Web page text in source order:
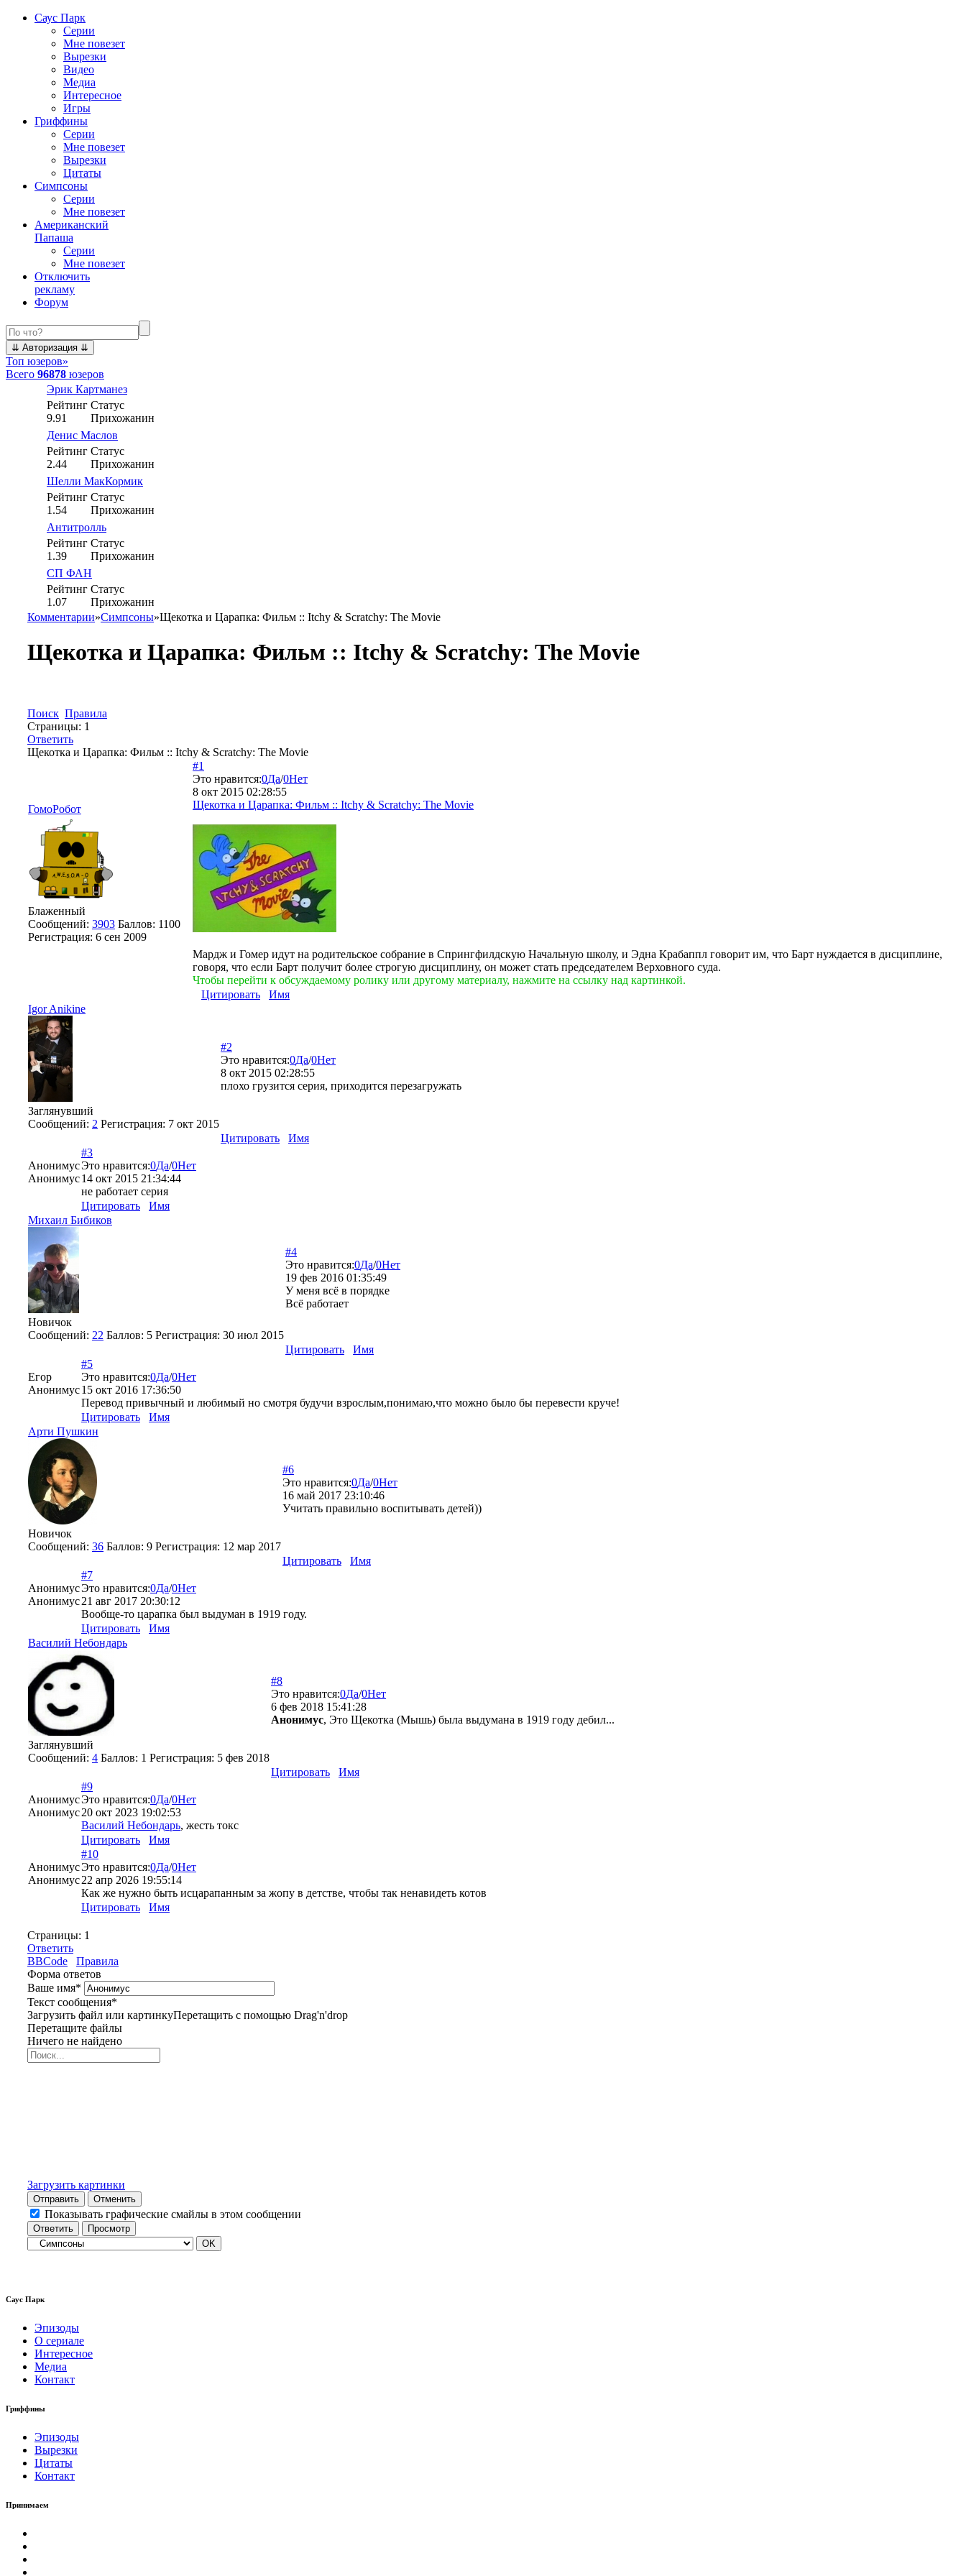
Саус Парк
Серии
Мне повезет
Вырезки
Видео
Медиа
Интересное
Игры
Гриффины
Серии
Мне повезет
Вырезки
Цитаты
Симпсоны
Серии
Мне повезет
Американский
Папаша
Серии
Мне повезет
Отключить
рекламу
Форум
Топ юзеров»
Всего 96878 юзеров
Эрик Картманез
Рейтинг
9.91
Статус
Прихожанин
Денис Маслов
Рейтинг
2.44
Статус
Прихожанин
Шелли МакКормик
Рейтинг
1.54
Статус
Прихожанин
Антитролль
Рейтинг
1.39
Статус
Прихожанин
СП ФАН
Рейтинг
1.07
Статус
Прихожанин
Комментарии»Симпсоны»Щекотка и Царапка: Фильм :: Itchy & Scratchy: The Movie
Щекотка и Царапка: Фильм :: Itchy & Scratchy: The Movie
Поиск Правила
Страницы: 1
Ответить
Щекотка и Царапка: Фильм :: Itchy & Scratchy: The Movie
ГомоРобот
Блаженный
Сообщений: 3903 Баллов: 1100
Регистрация: 6 сен 2009
#1
Это нравится:0Да/0Нет
8 окт 2015 02:28:55
Щекотка и Царапка: Фильм :: Itchy & Scratchy: The Movie
Мардж и Гомер идут на родительское собрание в Спрингфилдскую Начальную школу, и Эдна Крабаппл говорит им, что Барт нуждается в дисциплине,
говоря, что если Барт получит более строгую дисциплину, он может стать председателем Верховного суда.
Чтобы перейти к обсуждаемому ролику или другому материалу, нажмите на ссылку над картинкой.
Цитировать
Имя
Igor Anikine
Заглянувший
Сообщений: 2 Регистрация: 7 окт 2015
#2
Это нравится:0Да/0Нет
8 окт 2015 02:28:55
плохо грузится серия, приходится перезагружать
Цитировать Имя
Анонимус
Анонимус
#3
Это нравится:0Да/0Нет
14 окт 2015 21:34:44
не работает серия
Цитировать
Имя
Михаил Бибиков
Новичок
Сообщений: 22 Баллов: 5 Регистрация: 30 июл 2015
#4
Это нравится:0Да/0Нет
19 фев 2016 01:35:49
У меня всё в порядке
Всё работает
Цитировать Имя
Егор
Анонимус
#5
Это нравится:0Да/0Нет
15 окт 2016 17:36:50
Перевод привычный и любимый но смотря будучи взрослым,понимаю,что можно было бы перевести круче!
Цитировать
Имя
Арти Пушкин
Новичок
Сообщений: 36 Баллов: 9 Регистрация: 12 мар 2017
#6
Это нравится:0Да/0Нет
16 май 2017 23:10:46
Учитать правильно воспитывать детей))
Цитировать Имя
Анонимус
Анонимус
#7
Это нравится:0Да/0Нет
21 авг 2017 20:30:12
Вообще-то царапка был выдуман в 1919 году.
Цитировать
Имя
Василий Небондарь
Заглянувший
Сообщений: 4 Баллов: 1 Регистрация: 5 фев 2018
#8
Это нравится:0Да/0Нет
6 фев 2018 15:41:28
Анонимус, Это Щекотка (Мышь) была выдумана в 1919 году дебил...
Цитировать Имя
Анонимус
Анонимус
#9
Это нравится:0Да/0Нет
20 окт 2023 19:02:53
Василий Небондарь, жесть токс
Цитировать
Имя
Анонимус
Анонимус
#10
Это нравится:0Да/0Нет
22 апр 2026 19:55:14
Как же нужно быть исцарапанным за жопу в детстве, чтобы так ненавидеть котов
Цитировать
Имя
Страницы: 1
Ответить
BBCode
Правила
Форма ответов
Ваше имя*
Текст сообщения*
Загрузить файл или картинкуПеретащить с помощью Drag'n'drop
Перетащите файлы
Ничего не найдено
Загрузить картинки
Отправить Отменить
Показывать графические смайлы в этом сообщении
Саус Парк
Эпизоды
О сериале
Интересное
Медиа
Контакт
Гриффины
Эпизоды
Вырезки
Цитаты
Контакт
Принимаем